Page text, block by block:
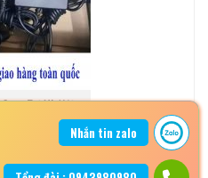
Tại Hà Nội
Nhắn tin zalo